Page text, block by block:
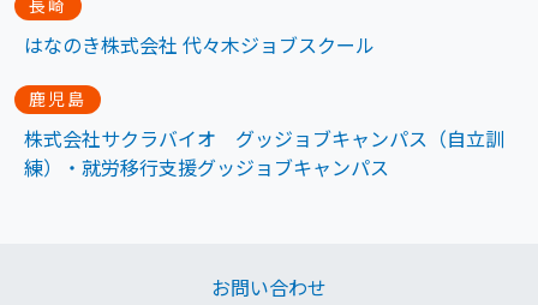
長崎
はなのき株式会社 代々木ジョブスクール
鹿児島
株式会社サクラバイオ グッジョブキャンパス（自立訓
練）・就労移行支援グッジョブキャンパス
お問い合わせ